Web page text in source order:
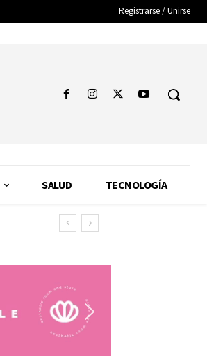
Registrarse / Unirse
SALUD TECNOLOGÍA